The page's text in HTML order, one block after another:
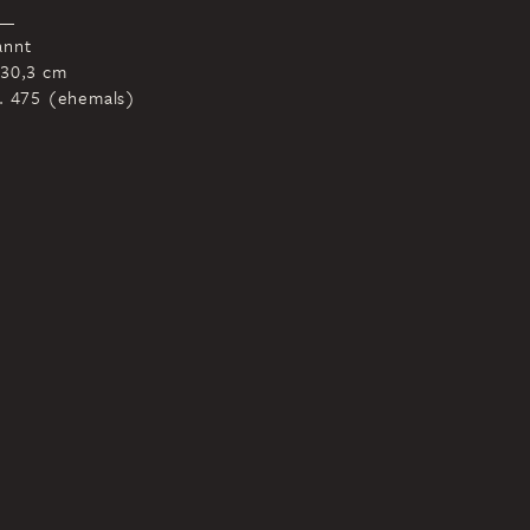
cm
475 (ehemals)